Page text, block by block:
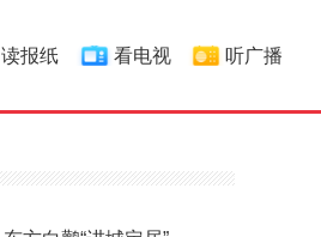
读报纸 看电视 听广播